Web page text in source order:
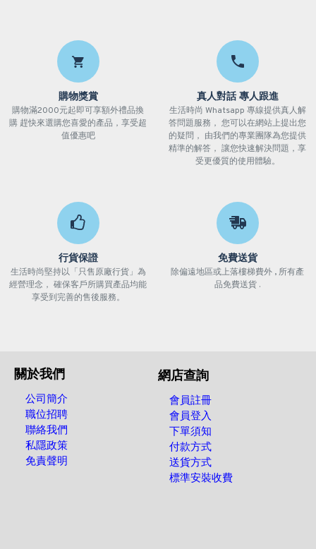
購物獎賞
購物滿2000元起即可享額外禮品換
購 趕快來選購您喜愛的產品，享受超
值優惠吧
真人對話 專人跟進
生活時尚 Whatsapp 專線提供真人解
答問題服務， 您可以在網站上提出您
的疑問， 由我們的專業團隊為您提供
精準的解答， 讓您快速解決問題，享
受更優質的使用體驗。
行貨保證
生活時尚堅持以「只售原廠行貨」為
經營理念， 確保客戶所購買產品均能
享受到完善的售後服務。
免費送貨
除偏遠地區或上落樓梯費外 , 所有產
品免費送貨 .
關於我們
公司簡介
職位招聘
聯絡我們
私隱政策
免責聲明
網店查詢
會員註冊
會員登入
下單須知
付款方式
送貨方式
標準安裝收費